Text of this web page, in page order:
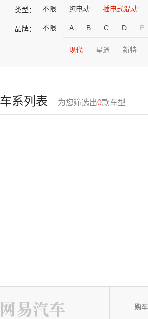
类型： 不限 纯电动 插电式混动
品牌： 不限 A B C D E
现代 星途 新特
车系列表 为您筛选出0款车型
购车